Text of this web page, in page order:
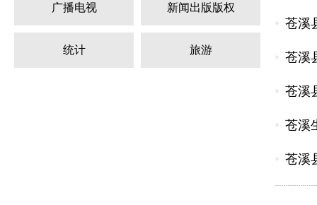
广播电视 新闻出版版权
统计 旅游
苍溪
苍溪
苍溪
苍溪
苍溪